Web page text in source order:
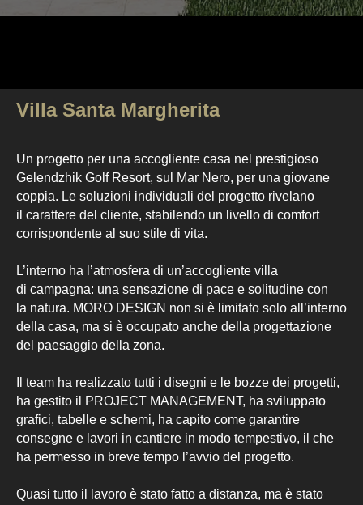
Villa Santa Margherita
Un progetto per una accogliente casa nel prestigioso
Gelendzhik Golf Resort, sul Mar Nero, per una giovane
coppia. Le soluzioni individuali del progetto rivelano
il carattere del cliente, stabilendo un livello di comfort
corrispondente al suo stile di vita.
L’interno ha l’atmosfera di un’accogliente villa
di campagna: una sensazione di pace e solitudine con
la natura. MORO DESIGN non si è limitato solo all’interno
della casa, ma si è occupato anche della progettazione
del paesaggio della zona.
Il team ha realizzato tutti i disegni e le bozze dei progetti,
ha gestito il PROJECT MANAGEMENT, ha sviluppato
grafici, tabelle e schemi, ha capito come garantire
consegne e lavori in cantiere in modo tempestivo, il che
ha permesso in breve tempo l’avvio del progetto.
Quasi tutto il lavoro è stato fatto a distanza, ma è stato